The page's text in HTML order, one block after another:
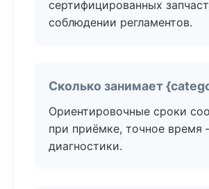
сертифицированных
соблюдении регламентов.
Сколько занимает
Ориентировочные сроки
при приёмке, точное время
диагностики.